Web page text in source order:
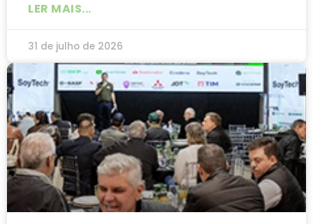
LER MAIS...
31 de julho de 2026